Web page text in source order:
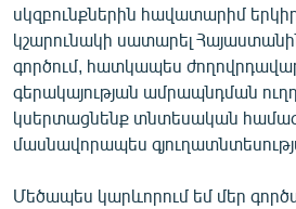
սկզբունքներին հավատարիմ
կշարունակի սատարել
գործում, հատկապես
գերակայության ամրապնդման
կսերտացնենք տնտեսական
մասնավորապես
Մեծապես կարևորում եմ մեր